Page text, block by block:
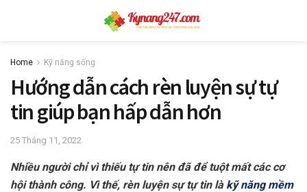
Home Kỹ năng sống
Hướng dẫn cách rèn luyện sự tự
tin giúp bạn hấp dẫn hơn
25 Tháng 11, 2022
Nhiều người chỉ vì thiếu tự tin nên đã để tuột mất các cơ
hội thành công. Vì thế, rèn luyện sự tự tin là kỹ năng mềm